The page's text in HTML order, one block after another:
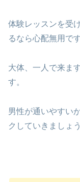
体験レッスンを受
るなら心配無用です
大体、一人で来ま
す。
男性が通いやすい
クしていきましょう